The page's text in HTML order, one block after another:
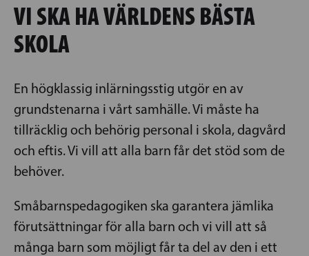
VI SKA HA VÄRLDENS BÄSTA
SKOLA
En högklassig inlärningsstig utgör en av
grundstenarna i vårt samhälle. Vi måste ha
tillräcklig och behörig personal i skola, dagvård
och eftis. Vi vill att alla barn får det stöd som de
behöver.
Småbarnspedagogiken ska garantera jämlika
förutsättningar för alla barn och vi vill att så
många barn som möjligt får ta del av den i ett